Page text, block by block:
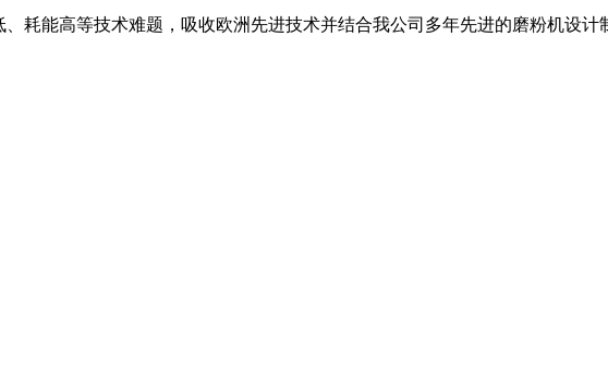
耗能高等技术难题，吸收欧洲先进技术并结合我公司多年先进的磨粉机设